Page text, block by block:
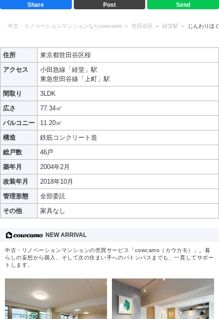
Share Post Send
中古・リノベーションマンションならcowcamo 世田谷区 経堂駅 じんわりほ
住所
東京都世田谷区桜
アクセス
小田急線「経堂」駅
東急世田谷線「上町」駅
間取り
3LDK
広さ
77.34㎡
バルコニー
11.20㎡
構造
鉄筋コンクリート造
総戸数
46戸
築年月
2004年2月
改装年月
2018年10月
管理形態
全部委託
その他
家具なし
NEW ARRIVAL
中古・リノベーションマンションの売買サービス「cowcamo（カウカモ）」。暮
らしの妄想から購入、そして次の住まい手へのバトンパスまでも、一貫してサポー
トします。